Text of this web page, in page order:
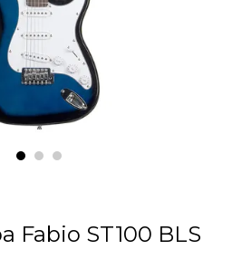
Fabio ST100 BLS